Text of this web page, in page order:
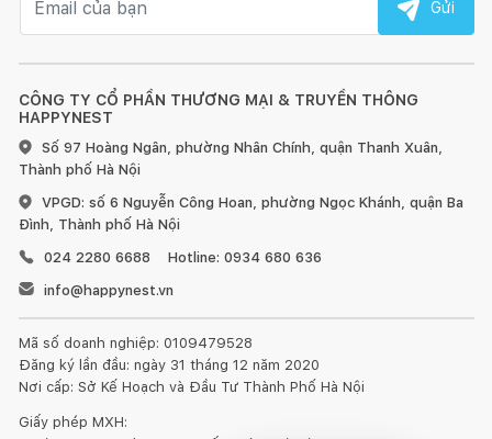
CÔNG TY CỔ PHẦN THƯƠNG MẠI & TRUYỀN THÔNG
HAPPYNEST
Số 97 Hoàng Ngân, phường Nhân Chính, quận Thanh Xuân,
Thành phố Hà Nội
VPGD: số 6 Nguyễn Công Hoan, phường Ngọc Khánh, quận Ba
Đình, Thành phố Hà Nội
024 2280 6688
Hotline: 0934 680 636
info@happynest.vn
Mã số doanh nghiệp: 0109479528
Đăng ký lần đầu: ngày 31 tháng 12 năm 2020
Nơi cấp: Sở Kế Hoạch và Đầu Tư Thành Phố Hà Nội
Giấy phép MXH:
Gửi